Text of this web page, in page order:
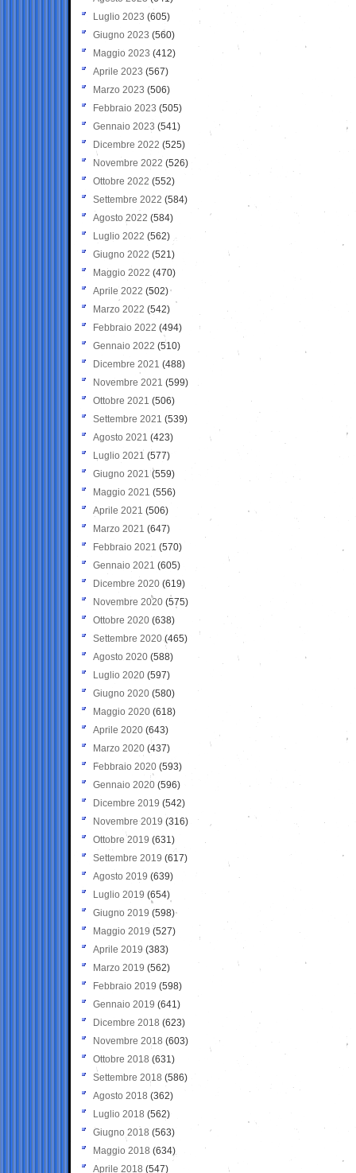
Luglio 2023 (605)
Giugno 2023 (560)
Maggio 2023 (412)
Aprile 2023 (567)
Marzo 2023 (506)
Febbraio 2023 (505)
Gennaio 2023 (541)
Dicembre 2022 (525)
Novembre 2022 (526)
Ottobre 2022 (552)
Settembre 2022 (584)
Agosto 2022 (584)
Luglio 2022 (562)
Giugno 2022 (521)
Maggio 2022 (470)
Aprile 2022 (502)
Marzo 2022 (542)
Febbraio 2022 (494)
Gennaio 2022 (510)
Dicembre 2021 (488)
Novembre 2021 (599)
Ottobre 2021 (506)
Settembre 2021 (539)
Agosto 2021 (423)
Luglio 2021 (577)
Giugno 2021(559)
Maggio 2021 (556)
Aprile 2021 (506)
Marzo 2021 (647)
Febbraio 2021 (570)
Gennaio 2021 (605)
Dicembre 2020 (619)
Novembre 2020 (575)
Ottobre 2020 (638)
Settembre 2020(465)
Agosto 2020 (588)
Luglio 2020 (597)
Giugno 2020 (580)
Maggio 2020 (618)
Aprile 2020 (643)
Marzo 2020 (437)
Febbraio 2020 (593)
Gennaio 2020 (596)
Dicembre 2019 (542)
Novembre 2019 (316)
Ottobre 2019 (631)
Settembre 2019 (617)
Agosto 2019 (639)
Luglio 2019 (654)
Giugno 2019 (598)
Maggio 2019 (527)
Aprile 2019 (383)
Marzo 2019 (562)
Febbraio 2019 (598)
Gennaio 2019 (641)
Dicembre 2018 (623)
Novembre 2018 (603)
Ottobre 2018 (631)
Settembre 2018 (586)
Agosto 2018 (362)
Luglio 2018 (562)
Giugno 2018 (563)
Maggio 2018 (634)
Aprile 2018 (547)